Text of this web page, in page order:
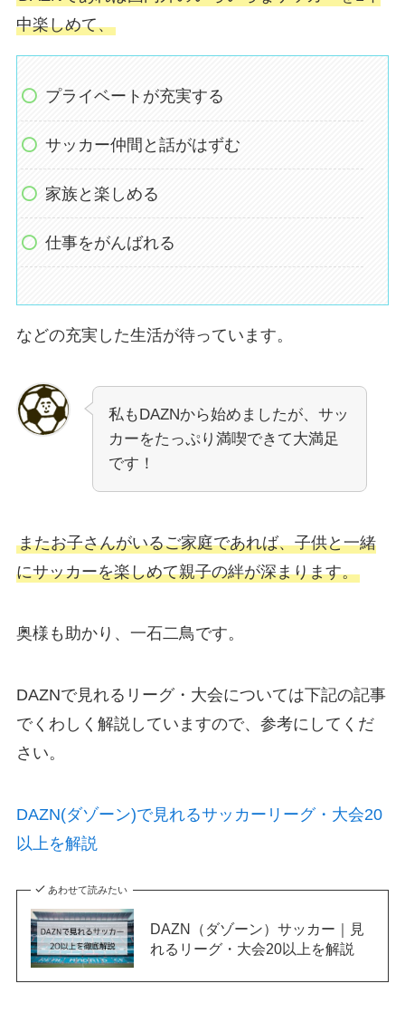
中楽しめて、
プライベートが充実する
サッカー仲間と話がはずむ
家族と楽しめる
仕事をがんばれる
などの充実した生活が待っています。
私もDAZNから始めましたが、サッ
カーをたっぷり満喫できて大満足
です！
またお子さんがいるご家庭であれば、子供と一緒
にサッカーを楽しめて親子の絆が深まります。
奥様も助かり、一石二鳥です。
DAZNで見れるリーグ・大会については下記の記事
でくわしく解説していますので、参考にしてくだ
さい。
DAZN(ダゾーン)で見れるサッカーリーグ・大会20
以上を解説
あわせて読みたい
DAZN（ダゾーン）サッカー｜見
れるリーグ・大会20以上を解説